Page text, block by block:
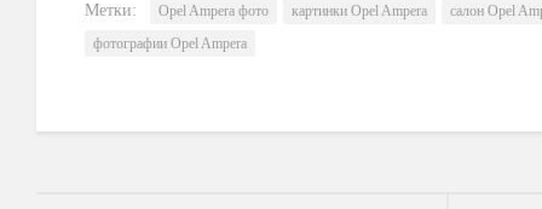
Метки: Opel Ampera фото картинки Opel Ampera
салон Opel
фотографии Opel Ampera